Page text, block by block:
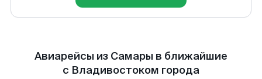
Авиарейсы из Самары в ближайшие
с Владивостоком города